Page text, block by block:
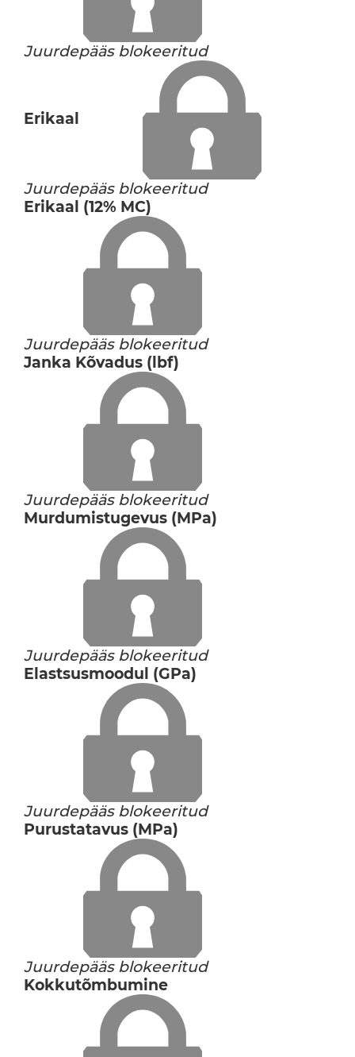
Juurdepääs blokeeritud
Erikaal
Juurdepääs blokeeritud
Erikaal (12% MC)
Juurdepääs blokeeritud
Janka Kõvadus (lbf)
Juurdepääs blokeeritud
Murdumistugevus (MPa)
Juurdepääs blokeeritud
Elastsusmoodul (GPa)
Juurdepääs blokeeritud
Purustatavus (MPa)
Juurdepääs blokeeritud
Kokkutõmbumine